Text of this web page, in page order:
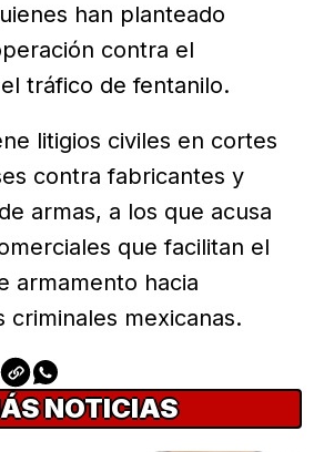
han planteado
contra el
tráfico de fentanilo.
litigios civiles en cortes
contra fabricantes y
armas, a los que acusa
que facilitan el
armamento hacia
criminales mexicanas.
NOTICIAS